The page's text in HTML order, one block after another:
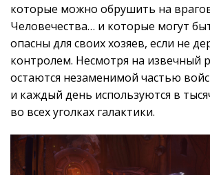
которые можно обрушить на
Человечества… и которые могут
опасны для своих хозяев, если не
контролем. Несмотря на извечный
остаются незаменимой частью
и каждый день используются в
во всех уголках галактики.